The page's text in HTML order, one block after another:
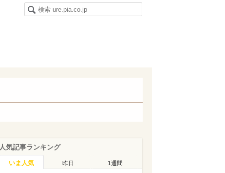
人気記事ランキング
いま人気 昨日 1週間